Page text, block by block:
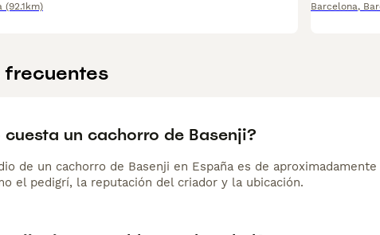
(92.1km)
Barcelona,
frecuentes
cuesta un cachorro de Basenji?
de un cachorro de Basenji en España es de
el pedigrí, la reputación del criador y la ubicación.